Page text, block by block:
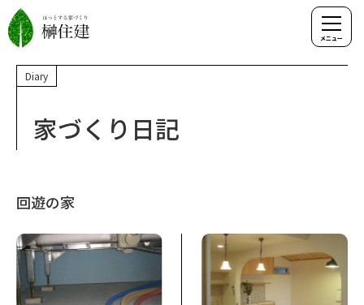
Diary
家づくり日記
回遊の家